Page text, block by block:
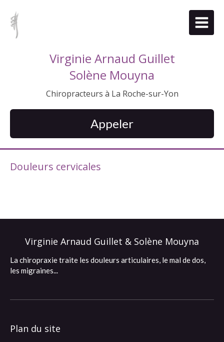
Virginie Arnaud Guillet
Solène Mouyna
Chiropracteurs à La Roche-sur-Yon
Appeler
Douleurs cervicales
Virginie Arnaud Guillet & Solène Mouyna
La chiropraxie traite les douleurs articulaires, le mal de dos,
les migraines...
Plan du site